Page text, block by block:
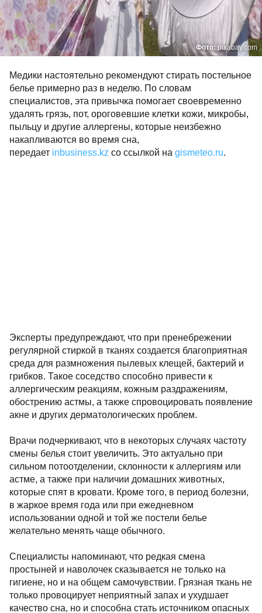
Фото: pixabay.com
Медики настоятельно рекомендуют стирать постельное
белье примерно раз в неделю. По словам
специалистов, эта привычка помогает своевременно
удалять грязь, пот, ороговевшие клетки кожи, микробы,
пыльцу и другие аллергены, которые неизбежно
накапливаются во время сна,
передает inbusiness.kz со ссылкой на gismeteo.ru.
Эксперты предупреждают, что при пренебрежении
регулярной стиркой в тканях создается благоприятная
среда для размножения пылевых клещей, бактерий и
грибков. Такое соседство способно привести к
аллергическим реакциям, кожным раздражениям,
обострению астмы, а также спровоцировать появление
акне и других дерматологических проблем.
Врачи подчеркивают, что в некоторых случаях частоту
смены белья стоит увеличить. Это актуально при
сильном потоотделении, склонности к аллергиям или
астме, а также при наличии домашних животных,
которые спят в кровати. Кроме того, в период болезни,
в жаркое время года или при ежедневном
использовании одной и той же постели белье
желательно менять чаще обычного.
Специалисты напоминают, что редкая смена
простыней и наволочек сказывается не только на
гигиене, но и на общем самочувствии. Грязная ткань не
только провоцирует неприятный запах и ухудшает
качество сна, но и способна стать источником опасных